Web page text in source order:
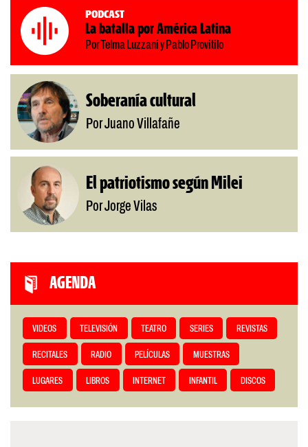
Podcast
La batalla por América Latina
Por Telma Luzzani y Pablo Provitilo
Soberanía cultural
Por Juano Villafañe
El patriotismo según Milei
Por Jorge Vilas
AGENDA
VIDEOS TELEVISIÓN TEATRO SERIES REVISTAS
RECITALES RADIO PELÍCULAS MUESTRAS
LUGARES LIBROS INTERNET INFANTIL DISCOS